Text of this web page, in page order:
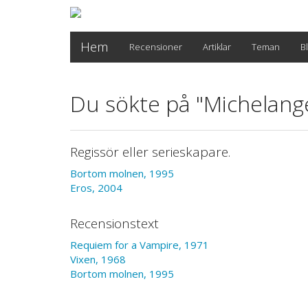
Hem Recensioner Artiklar Teman
Du sökte på
Regissör eller serieskapare.
Bortom molnen, 1995
Eros, 2004
Recensionstext
Requiem for a Vampire, 1971
Vixen, 1968
Bortom molnen, 1995